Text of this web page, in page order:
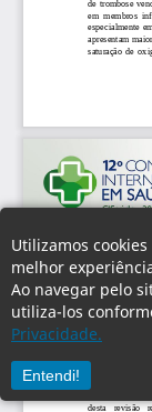
Utilizamos
melhor
Ao navegar pelo
utiliza-los
Privacidade.
Entendi!